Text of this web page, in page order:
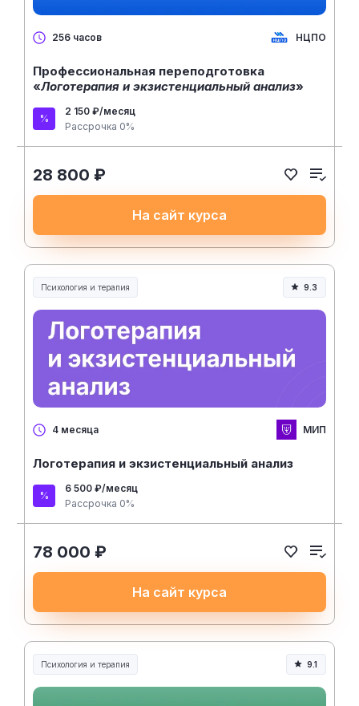
256 часов НЦПО
Профессиональная переподготовка
«Логотерапия и экзистенциальный анализ»
2 150 ₽/месяц
Рассрочка 0%
28 800 ₽
На сайт курса
Психология и терапия 9.3
4 месяца МИП
Логотерапия и экзистенциальный анализ
6 500 ₽/месяц
Рассрочка 0%
78 000 ₽
На сайт курса
Психология и терапия 9.1